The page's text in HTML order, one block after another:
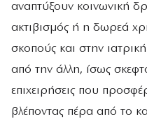
αναπτύξουν κοινωνική
ακτιβισμός ή η δωρεά
σκοπούς και στην
από την άλλη, ίσως
επιχειρήσεις που
βλέποντας πέρα από το